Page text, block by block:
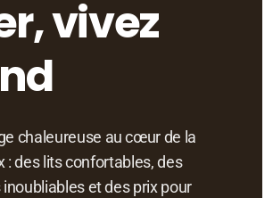
vivez
chaleureuse au cœur de la
: des lits confortables, des
et des prix pour